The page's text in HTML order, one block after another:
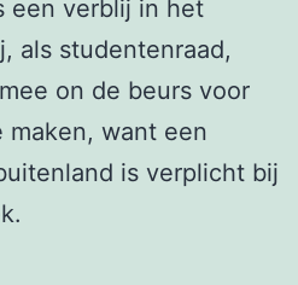
een verblij in het
als studentenraad,
on de beurs voor
maken, want een
is verplicht bij